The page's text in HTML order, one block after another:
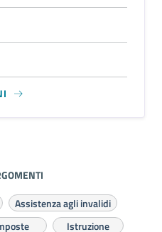
Assistenza agli invalidi
Istruzione